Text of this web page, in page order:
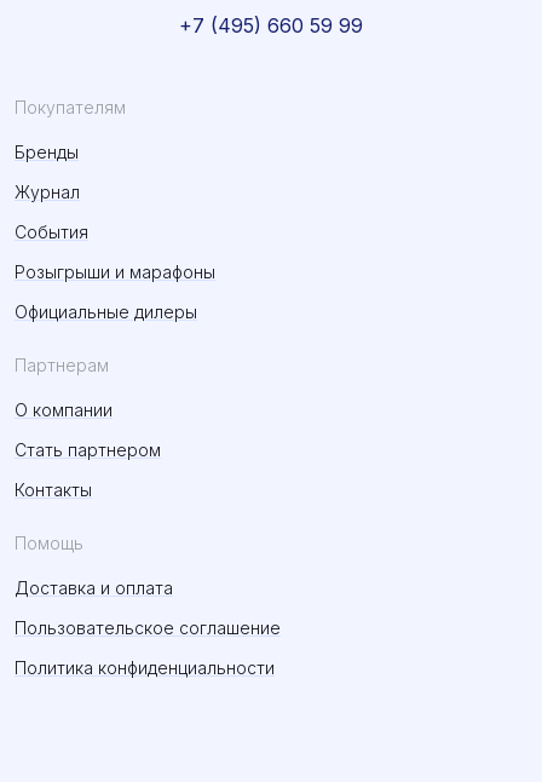
Покупателям
Бренды
Журнал
События
Розыгрыши и марафоны
Официальные дилеры
Партнерам
О компании
Стать партнером
Контакты
Помощь
Доставка и оплата
Пользовательское соглашение
Политика конфиденциальности
+7 (495) 660 59 99